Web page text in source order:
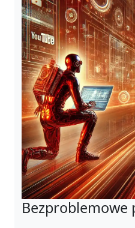
Bezproblemowe